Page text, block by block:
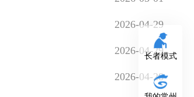
2026-04-29
2026-04-29
2026-04-28
长者模式